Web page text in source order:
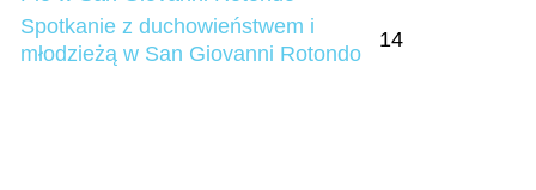
Spotkanie z duchowieństwem i
młodzieżą w San Giovanni Rotondo
14